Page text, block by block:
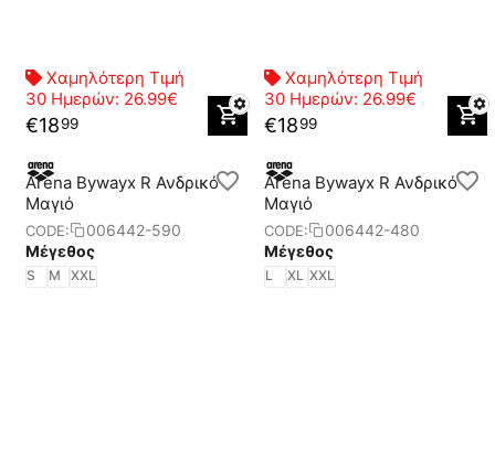
Χαμηλότερη Τιμή
30 Ημερών: 26.99€
€1899
Χαμηλότερη Τιμή
30 Ημερών: 26.99€
€1899
Arena Bywayx R Ανδρικό
Μαγιό
CODE:
006442-590
Μέγεθος
S M XXL
Arena Bywayx R Ανδρικό
Μαγιό
CODE:
006442-480
Μέγεθος
L XL XXL